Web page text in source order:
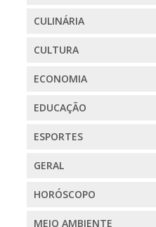
CULINÁRIA
CULTURA
ECONOMIA
EDUCAÇÃO
ESPORTES
GERAL
HORÓSCOPO
MEIO AMBIENTE